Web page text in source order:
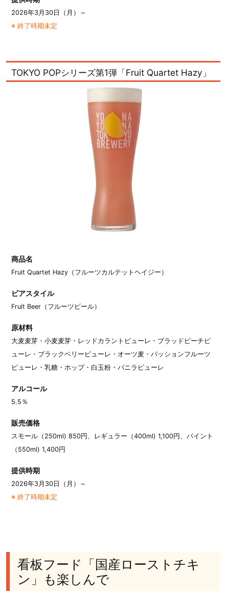
2026年3月30日（月）～
※ 終了時期未定
TOKYO POPシリーズ第1弾「Fruit Quartet Hazy」
商品名
Fruit Quartet Hazy（フルーツカルテットヘイジー）
ビアスタイル
Fruit Beer（フルーツビール）
原材料
大麦麦芽・小麦麦芽・レッドカラントピューレ・ブラッドピーチピ
ューレ・ブラックベリーピューレ・オーツ麦・パッションフルーツ
ピューレ・乳糖・ホップ・白玉粉・バニラピューレ
アルコール
5.5％
販売価格
スモール（250ml) 850円、レギュラー（400ml) 1,100円、パイント
（550ml) 1,400円
提供時期
2026年3月30日（月）～
※ 終了時期未定
看板フード「国産ローストチキ
ン」も楽しんで